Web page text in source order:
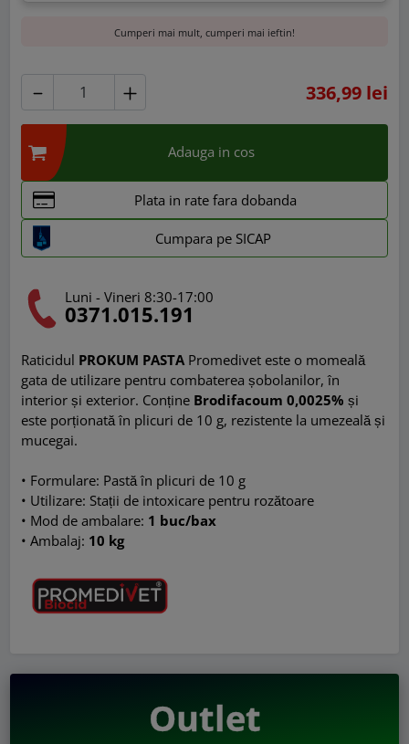
Cumperi mai mult, cumperi mai ieftin!
336,99 lei
Adauga in cos
Plata in rate fara dobanda
Cumpara pe SICAP
Luni - Vineri 8:30-17:00
0371.015.191
Raticidul PROKUM PASTA Promedivet este o momeală
gata de utilizare pentru combaterea șobolanilor, în
interior și exterior. Conține Brodifacoum 0,0025% și
este porționată în plicuri de 10 g, rezistente la umezeală și
mucegai.
• Formulare: Pastă în plicuri de 10 g
• Utilizare: Stații de intoxicare pentru rozătoare
• Mod de ambalare: 1 buc/bax
• Ambalaj: 10 kg
Outlet